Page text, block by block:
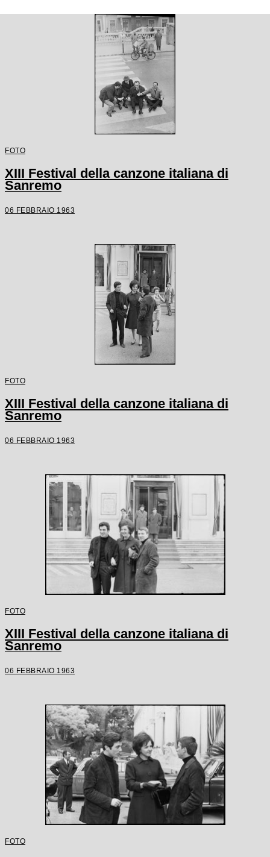
FOTO
XIII Festival della canzone italiana di
Sanremo
06 FEBBRAIO 1963
FOTO
XIII Festival della canzone italiana di
Sanremo
06 FEBBRAIO 1963
FOTO
XIII Festival della canzone italiana di
Sanremo
06 FEBBRAIO 1963
FOTO